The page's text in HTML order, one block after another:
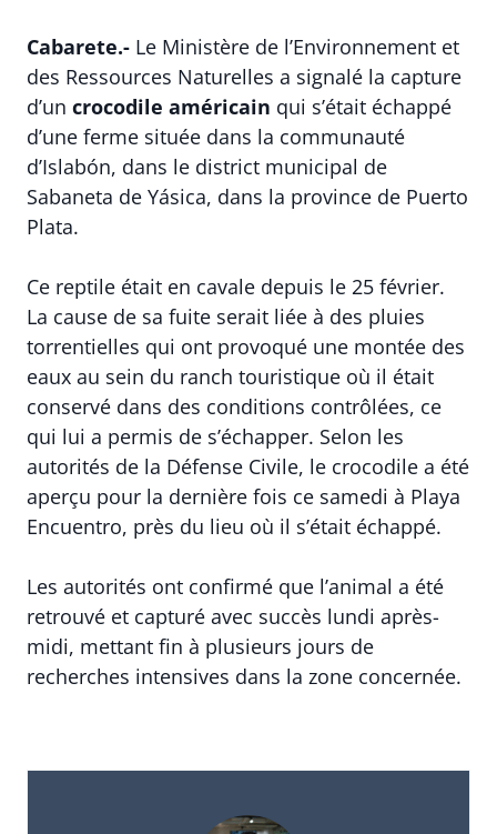
Cabarete.- Le Ministère de l’Environnement et
des Ressources Naturelles a signalé la capture
d’un crocodile américain qui s’était échappé
d’une ferme située dans la communauté
d’Islabón, dans le district municipal de
Sabaneta de Yásica, dans la province de Puerto
Plata.
Ce reptile était en cavale depuis le 25 février.
La cause de sa fuite serait liée à des pluies
torrentielles qui ont provoqué une montée des
eaux au sein du ranch touristique où il était
conservé dans des conditions contrôlées, ce
qui lui a permis de s’échapper. Selon les
autorités de la Défense Civile, le crocodile a été
aperçu pour la dernière fois ce samedi à Playa
Encuentro, près du lieu où il s’était échappé.
Les autorités ont confirmé que l’animal a été
retrouvé et capturé avec succès lundi après-
midi, mettant fin à plusieurs jours de
recherches intensives dans la zone concernée.